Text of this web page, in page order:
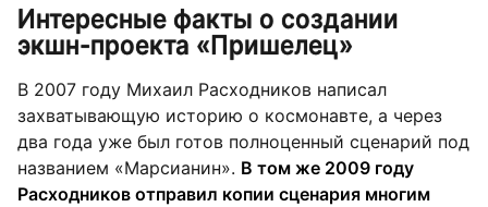
Интересные факты о создании
экшн-проекта «Пришелец»
В 2007 году Михаил Расходников написал
захватывающую историю о космонавте, а через
два года уже был готов полноценный сценарий под
названием «Марсианин». В том же 2009 году
Расходников отправил копии сценария многим